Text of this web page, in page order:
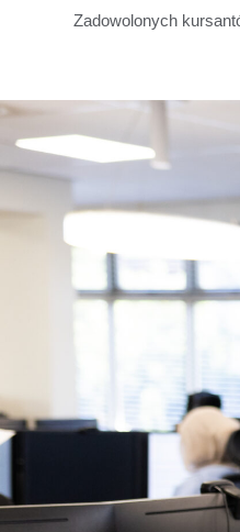
Zadowolonych